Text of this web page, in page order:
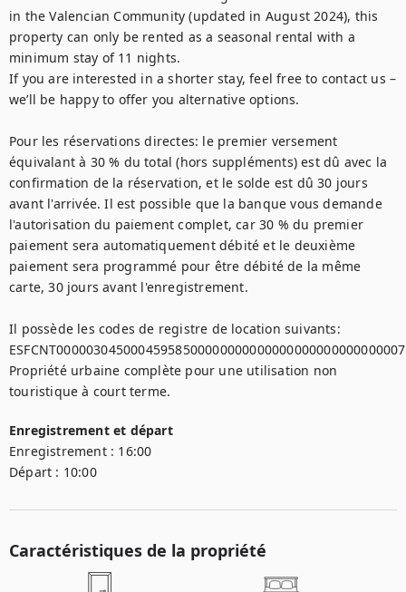
in the Valencian Community (updated in August 2024), this
property can only be rented as a seasonal rental with a
minimum stay of 11 nights.
If you are interested in a shorter stay, feel free to contact us –
we’ll be happy to offer you alternative options.
Pour les réservations directes: le premier versement
équivalant à 30 % du total (hors suppléments) est dû avec la
confirmation de la réservation, et le solde est dû 30 jours
avant l'arrivée. Il est possible que la banque vous demande
l'autorisation du paiement complet, car 30 % du premier
paiement sera automatiquement débité et le deuxième
paiement sera programmé pour être débité de la même
carte, 30 jours avant l'enregistrement.
Il possède les codes de registre de location suivants:
Propriété urbaine complète pour une utilisation non
touristique à court terme.
Enregistrement et départ
Enregistrement : 16:00
Départ : 10:00
Caractéristiques de la propriété